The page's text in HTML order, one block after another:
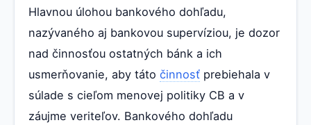
Hlavnou úlohou bankového dohľadu,
nazývaného aj bankovou supervíziou, je dozor
nad činnosťou ostatných bánk a ich
usmerňovanie, aby táto činnosť prebiehala v
súlade s cieľom menovej politiky CB a v
záujme veriteľov. Bankového dohľadu